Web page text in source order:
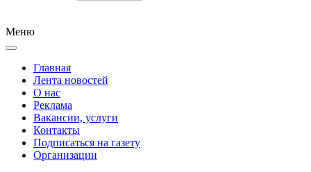
Меню
Главная
Лента новостей
О нас
Реклама
Вакансии, услуги
Контакты
Подписаться на газету
Организации